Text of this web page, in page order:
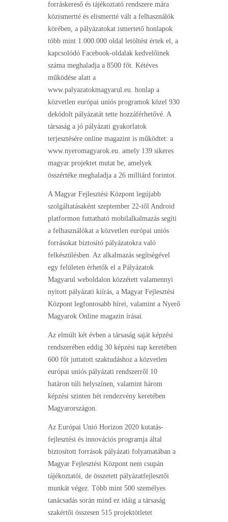
forráskereső és tájékoztató rendszere mára
közismertté és elismertté vált a felhasználók
körében, a pályázatokat ismertető honlapok
több mint 1.000.000 oldal letöltést értek el, a
kapcsolódó Facebook-oldalak kedvelőinek
száma meghaladja a 8500 főt. Kétéves
működése alatt a
www.palyazatokmagyarul.eu. honlap a
közvetlen európai uniós programok közel 930
dekódolt pályázatát tette hozzáférhetővé. A
társaság a jó pályázati gyakorlatok
terjesztésére online magazint is működtet: a
www.nyeromagyarok.eu. amely 139 sikeres
magyar projektet mutat be, amelyek
összértéke meghaladja a 26 milliárd forintot.
A Magyar Fejlesztési Központ legújabb
szolgáltatásaként szeptember 22-től Android
platformon futtatható mobilalkalmazás segíti
a felhasználókat a közvetlen európai uniós
forrásokat biztosító pályázatokra való
felkészülésben. Az alkalmazás segítségével
egy felületen érhetők el a Pályázatok
Magyarul weboldalon közzétett valamennyi
nyitott pályázati kiírás, a Magyar Fejlesztési
Központ legfontosabb hírei, valamint a Nyerő
Magyarok Online magazin írásai.
Az elmúlt két évben a társaság saját képzési
rendszerében eddig 30 képzési nap keretében
600 főt juttatott szaktudáshoz a közvetlen
európai uniós pályázati rendszerről 10
határon túli helyszínen, valamint három
képzési szinten hét rendezvény keretében
Magyarországon.
Az Európai Unió Horizon 2020 kutatás-
fejlesztési és innovációs programja által
biztosított források pályázati folyamatában a
Magyar Fejlesztési Központ nem csupán
tájékoztatói, de összetett pályázatfejlesztői
munkát végez. Több mint 500 személyes
tanácsadás során mind ez idáig a társaság
szakértői összesen 515 projektötletet